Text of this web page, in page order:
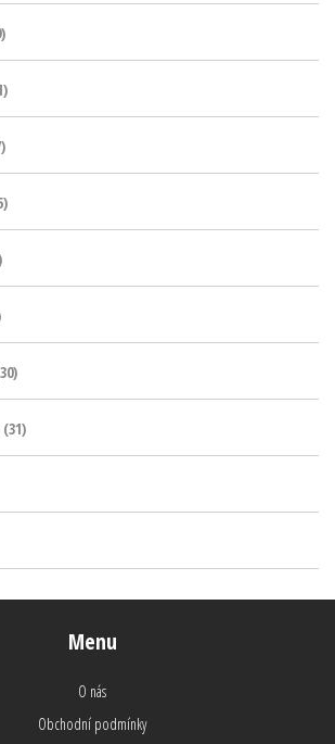
(31)
Menu
O nás
Obchodní podmínky